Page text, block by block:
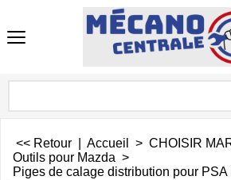
<< Retour Accueil > CHOISIR
Outils pour Mazda >
Piges de calage distribution pour